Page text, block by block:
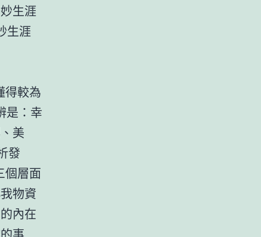
生涯
生涯
得較為
是：幸
美
發
個層面
物資
內在